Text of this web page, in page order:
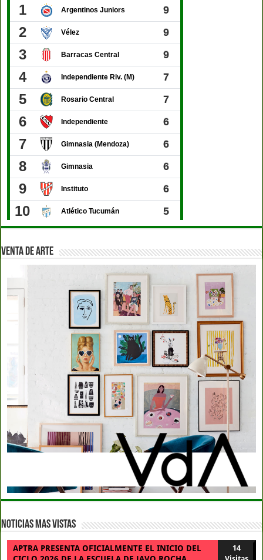
VENTA DE ARTE
Noticias Mas Vistas
APTRA PRESENTA OFICIALMENTE EL INICIO DEL
14